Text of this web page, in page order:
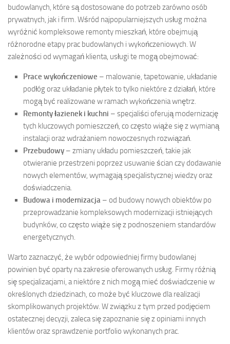
budowlanych, które są dostosowane do potrzeb zarówno osób
prywatnych, jak i firm. Wśród najpopularniejszych usług można
wyróżnić kompleksowe remonty mieszkań, które obejmują
różnorodne etapy prac budowlanych i wykończeniowych. W
zależności od wymagań klienta, usługi te mogą obejmować:
Prace wykończeniowe – malowanie, tapetowanie, układanie
podłóg oraz układanie płytek to tylko niektóre z działań, które
mogą być realizowane w ramach wykończenia wnętrz.
Remonty łazienek i kuchni – specjaliści oferują modernizację
tych kluczowych pomieszczeń, co często wiąże się z wymianą
instalacji oraz wdrażaniem nowoczesnych rozwiązań.
Przebudowy – zmiany układu pomieszczeń, takie jak
otwieranie przestrzeni poprzez usuwanie ścian czy dodawanie
nowych elementów, wymagają specjalistycznej wiedzy oraz
doświadczenia.
Budowa i modernizacja – od budowy nowych obiektów po
przeprowadzanie kompleksowych modernizacji istniejących
budynków, co często wiąże się z podnoszeniem standardów
energetycznych.
Warto zaznaczyć, że wybór odpowiedniej firmy budowlanej
powinien być oparty na zakresie oferowanych usług. Firmy różnią
się specjalizacjami, a niektóre z nich mogą mieć doświadczenie w
określonych dziedzinach, co może być kluczowe dla realizacji
skomplikowanych projektów. W związku z tym przed podjęciem
ostatecznej decyzji, zaleca się zapoznanie się z opiniami innych
klientów oraz sprawdzenie portfolio wykonanych prac.